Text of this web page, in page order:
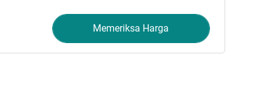
Memeriksa Harga